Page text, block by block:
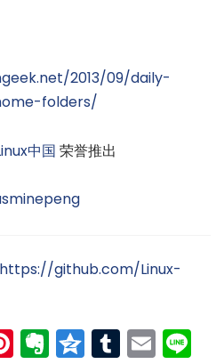
2013/09/daily-
folders/
中国 荣誉推出
https://github.com/Linux-
Pinterest
Evernote
Qzone
Tumblr